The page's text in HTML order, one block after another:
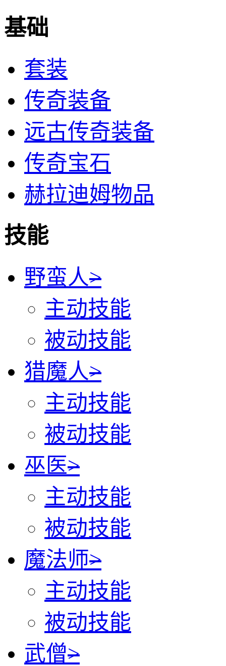
基础
套装
传奇装备
远古传奇装备
传奇宝石
赫拉迪姆物品
技能
野蛮人>
主动技能
被动技能
猎魔人>
主动技能
被动技能
巫医>
主动技能
被动技能
魔法师>
主动技能
被动技能
武僧>